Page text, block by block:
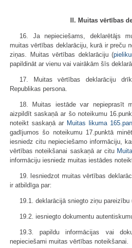
II. Muitas vērtības
16. Ja nepieciešams, deklarētājs
muitas vērtības deklarāciju, kurā ir preču
ziņas. Muitas vērtības deklarāciju (
papildināt ar vienu vai vairākām šīs
17. Muitas vērtības deklarāciju
Republikas persona.
18. Muitas iestāde var nepieprasīt
aizpildīt saskaņā ar šo noteikumu
noteikt saskaņā ar Muitas likuma
gadījumos šo noteikumu 17.punktā
iesniedz citu nepieciešamo informāciju,
vērtības noteikšanai saskaņā ar citu
informāciju iesniedz muitas iestādes
19. Iesniedzot muitas vērtības
ir atbildīga par:
19.1. deklarācijā sniegto ziņu pareizību
19.2. iesniegto dokumentu
19.3. papildu informācijas vai
nepieciešami muitas vērtības noteikšanai.